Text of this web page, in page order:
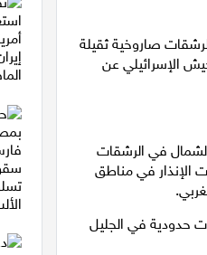
صاروخية ثقيلة
الإسرائيلي عن
من 40 صاروخاً باتجاه بلدات الشمال في الرشقات
لصافرات الإنذار في مناطق
حدودية في الجليل